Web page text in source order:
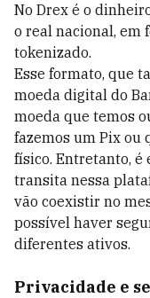
No Drex é o
o real nacional, em
tokenizado.
Esse formato, que
moeda digital do
moeda que temos
fazemos um Pix ou
físico. Entretanto, é
transita nessa
vão coexistir no
possível haver
diferentes ativos.
Privacidade e